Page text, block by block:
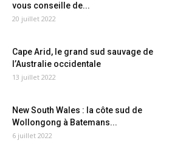
vous conseille de...
20 juillet 2022
Cape Arid, le grand sud sauvage de
l’Australie occidentale
13 juillet 2022
New South Wales : la côte sud de
Wollongong à Batemans...
6 juillet 2022